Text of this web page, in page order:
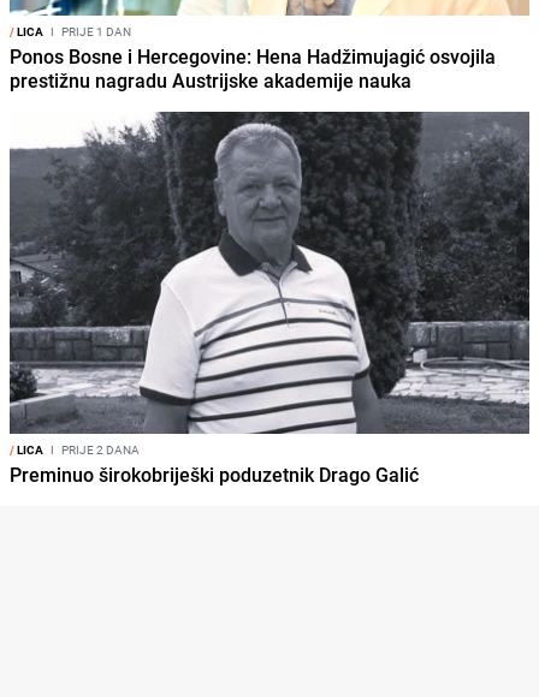
/LICA I PRIJE 1 DAN
Ponos Bosne i Hercegovine: Hena Hadžimujagić osvojila
prestižnu nagradu Austrijske akademije nauka
/LICA I PRIJE 2 DANA
Preminuo širokobriješki poduzetnik Drago Galić